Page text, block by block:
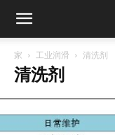
家 工业润滑 清洗剂
清洗剂